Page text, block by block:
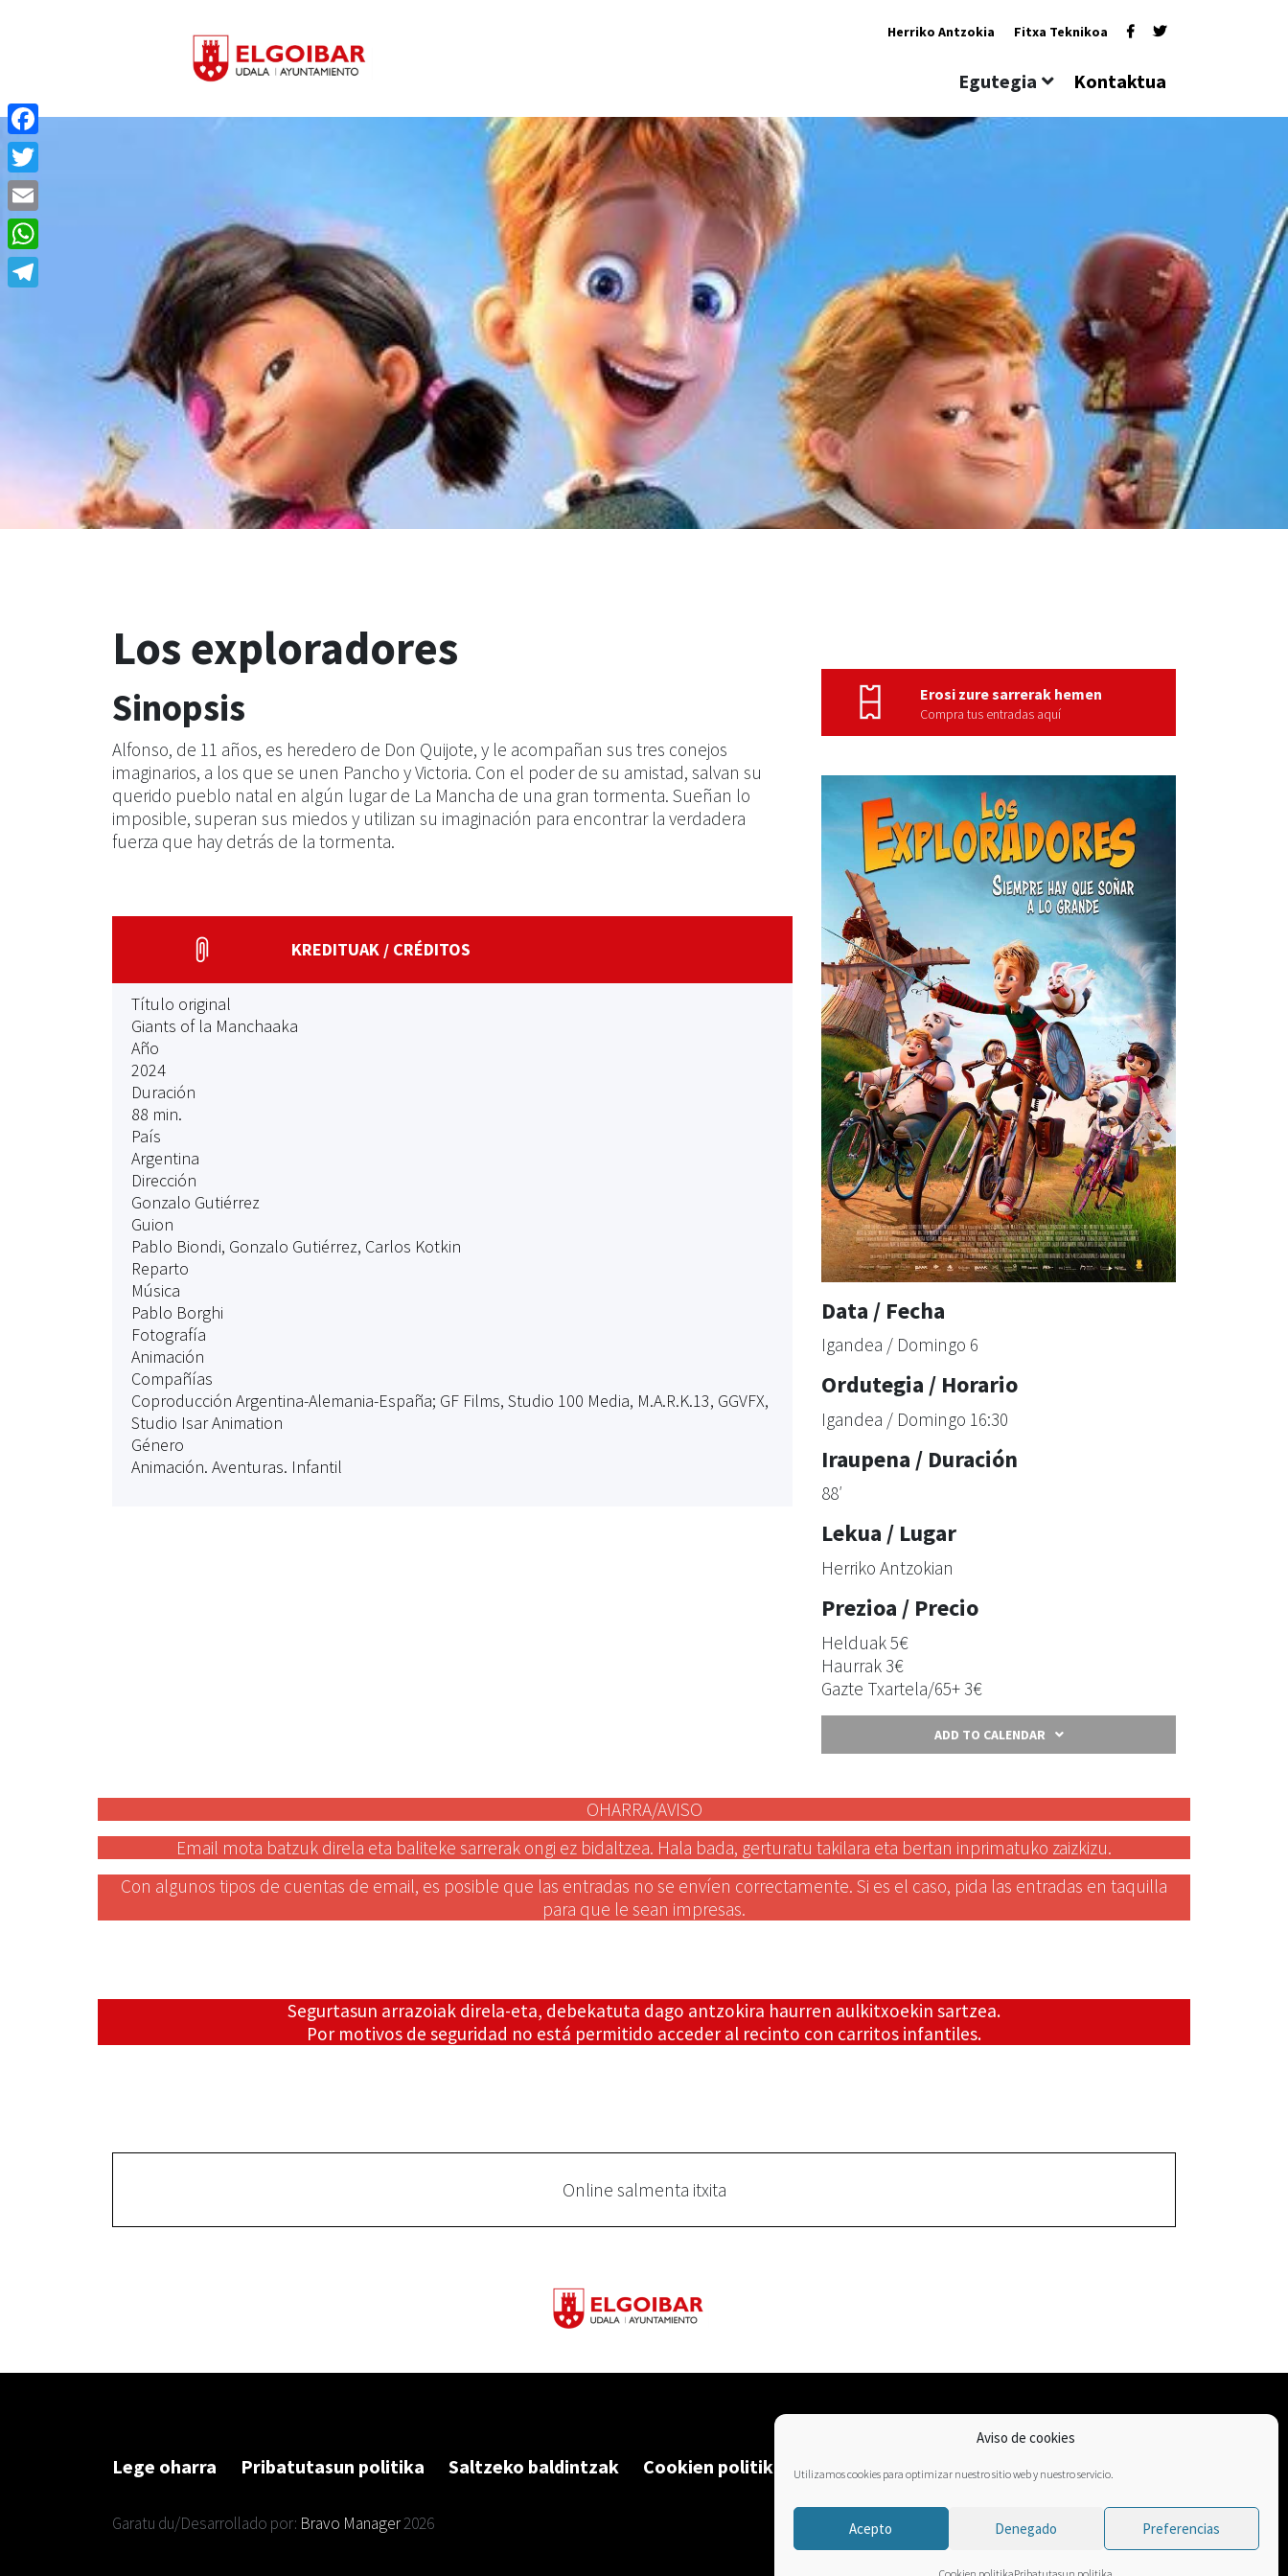
Aviso de cookies
Utilizamos cookies para optimizar nuestro sitio web y nuestro servicio.
Acepto Denegado Preferencias
Herriko Antzokia Fitxa Teknikoa
Egutegia Kontaktua
Los exploradores
Sinopsis
Alfonso, de 11 años, es heredero de Don Quijote, y le acompañan sus tres conejos
imaginarios, a los que se unen Pancho y Victoria. Con el poder de su amistad, salvan su
querido pueblo natal en algún lugar de La Mancha de una gran tormenta. Sueñan lo
imposible, superan sus miedos y utilizan su imaginación para encontrar la verdadera
fuerza que hay detrás de la tormenta.
KREDITUAK / CRÉDITOS
Título original
Giants of la Manchaaka
Año
2024
Duración
88 min.
País
Argentina
Dirección
Gonzalo Gutiérrez
Guion
Pablo Biondi, Gonzalo Gutiérrez, Carlos Kotkin
Reparto
Música
Pablo Borghi
Fotografía
Animación
Compañías
Coproducción Argentina-Alemania-España; GF Films, Studio 100 Media, M.A.R.K.13, GGVFX,
Studio Isar Animation
Género
Animación. Aventuras. Infantil
Erosi zure sarrerak hemen
Compra tus entradas aquí
Data / Fecha
Igandea / Domingo 6
Ordutegia / Horario
Igandea / Domingo 16:30
Iraupena / Duración
88′
Lekua / Lugar
Herriko Antzokian
Prezioa / Precio
Helduak 5€
Haurrak 3€
Gazte Txartela/65+ 3€
ADD TO CALENDAR
OHARRA/AVISO
Email mota batzuk direla eta baliteke sarrerak ongi ez bidaltzea. Hala bada, gerturatu takilara eta bertan inprimatuko zaizkizu.
Con algunos tipos de cuentas de email, es posible que las entradas no se envíen correctamente. Si es el caso, pida las entradas en taquilla
para que le sean impresas.
Segurtasun arrazoiak direla-eta, debekatuta dago antzokira haurren aulkitxoekin sartzea.
Por motivos de seguridad no está permitido acceder al recinto con carritos infantiles.
Online salmenta itxita
Lege oharra Pribatutasun politika Saltzeko baldintzak Cookien politika
Garatu du/Desarrollado por: Bravo Manager2026
Facebook
Twitter
Email
WhatsApp